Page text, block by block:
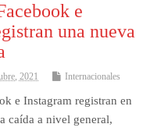
e
una nueva
2021 Internacionales
e Instagram registran en
caída a nivel general,